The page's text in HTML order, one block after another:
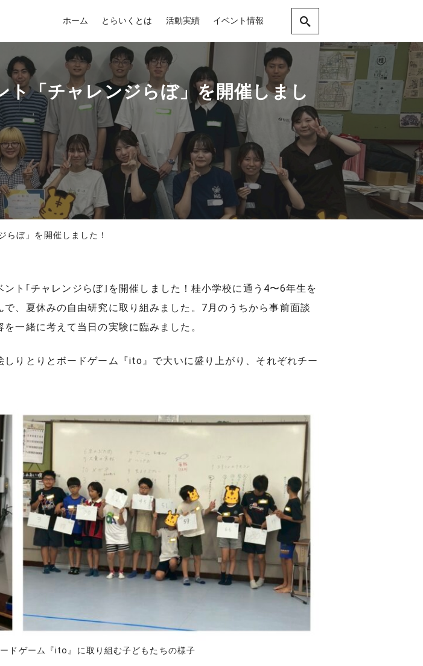
ホーム とらいくとは 活動実績 イベント情報
「チャレンジらぼ」を開催しまし
らぼ」を開催しました！
ント｢チャレンジらぼ｣を開催しました！桂小学校に通う4〜6年生を
、夏休みの自由研究に取り組みました。7月のうちから事前面談
一緒に考えて当日の実験に臨みました。
りとりとボードゲーム『ito』で大いに盛り上がり、それぞれチー
ドゲーム『ito』に取り組む子どもたちの様子